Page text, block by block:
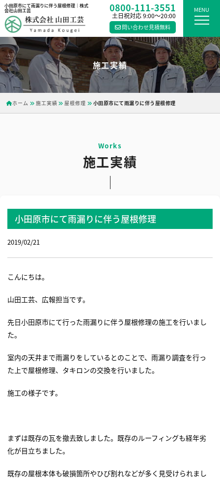
小田原市にて雨漏りに伴う屋根修理｜株式
会社山田工芸 0800-111-3551
土日祝対応 9:00〜20:00
問い合わせ見積無料
MENU
施工実績
ホーム 施工実績 屋根修理 小田原市にて雨漏りに伴う屋根修理
施工実績
小田原市にて雨漏りに伴う屋根修理
2019/02/21
こんにちは。
山田工芸、広報担当です。
先日小田原市にて行った雨漏りに伴う屋根修理の施工を行いまし
た。
室内の天井まで雨漏りをしているとのことで、雨漏り調査を行っ
た上で屋根修理、タキロンの交換を行いました。
施工の様子です。
まずは既存の瓦を撤去致しました。既存のルーフィングも経年劣
化が目立ちました。
既存の屋根本体も破損箇所やひび割れなどが多く見受けられまし